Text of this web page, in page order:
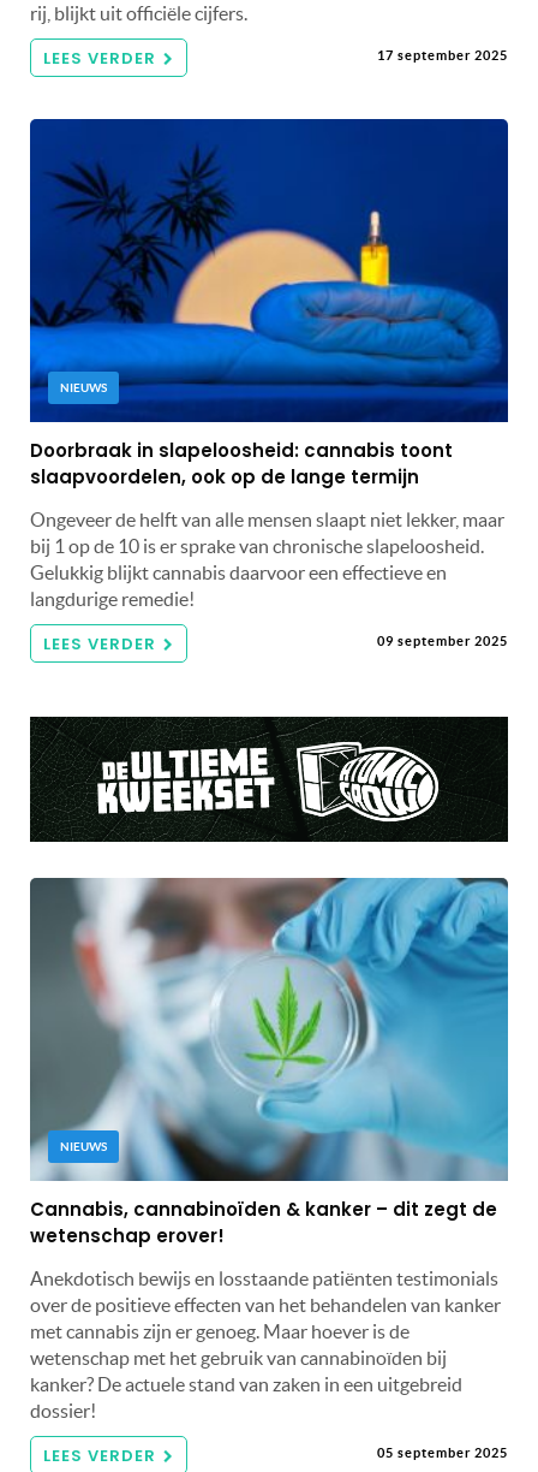
rij, blijkt uit officiële cijfers.
LEES VERDER 17 september 2025
NIEUWS
Doorbraak in slapeloosheid: cannabis toont
slaapvoordelen, ook op de lange termijn
Ongeveer de helft van alle mensen slaapt niet lekker, maar
bij 1 op de 10 is er sprake van chronische slapeloosheid.
Gelukkig blijkt cannabis daarvoor een effectieve en
langdurige remedie!
LEES VERDER 09 september 2025
NIEUWS
Cannabis, cannabinoïden & kanker – dit zegt de
wetenschap erover!
Anekdotisch bewijs en losstaande patiënten testimonials
over de positieve effecten van het behandelen van kanker
met cannabis zijn er genoeg. Maar hoever is de
wetenschap met het gebruik van cannabinoïden bij
kanker? De actuele stand van zaken in een uitgebreid
dossier!
LEES VERDER 05 september 2025